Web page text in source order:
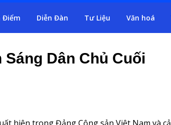
Điểm Diễn Đàn Tư Liệu Văn hoá
Dân Chủ Cuối